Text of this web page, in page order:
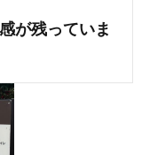
が残っていま